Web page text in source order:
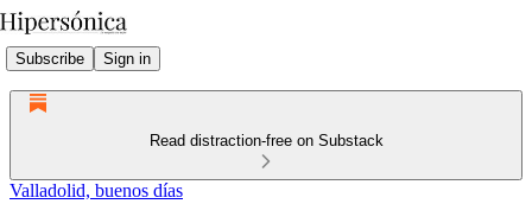
Subscribe Sign in
Read distraction-free on Substack
Valladolid, buenos días